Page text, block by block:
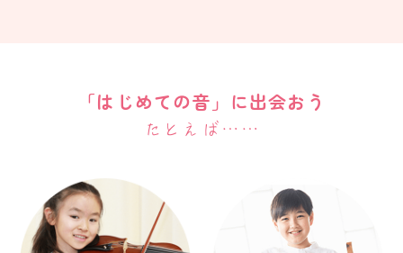
「はじめての音」に出会おう
たとえば……